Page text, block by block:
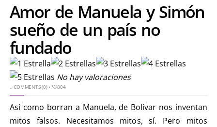
Amor de Manuela y Simón
sueño de un país no
fundado
No hay valoraciones
..COMMENTS (0)• 804
Así como borran a Manuela, de Bolívar nos inventan
mitos falsos. Necesitamos mitos, sí. Pero mitos